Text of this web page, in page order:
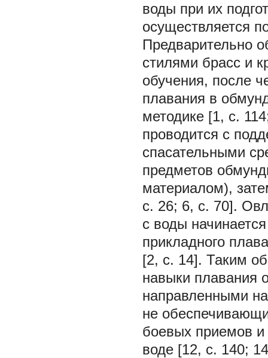
воды при их
осуществляется
Предварительно
стилями брасс и
обучения, после
плавания в
методике [1, с.
проводится с
спасательными
предметов
материалом),
с. 26; 6, с. 70].
с воды
прикладного
[2, с. 14]. Таким
навыки плавания
направленными
не
боевых приемов и
воде [12, с. 140;